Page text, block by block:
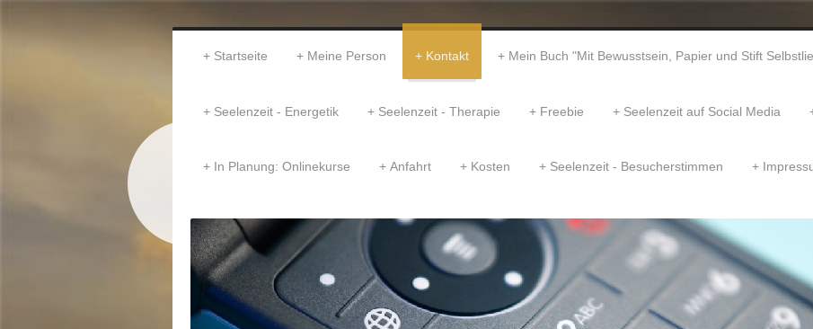
Startseite Meine Person Kontakt Mein Buch "Mit Bewusstsein, Papier und Stift
Seelenzeit - Energetik Seelenzeit - Therapie Freebie Seelenzeit auf Social Media
In Planung: Onlinekurse Anfahrt Kosten Seelenzeit - Besucherstimmen